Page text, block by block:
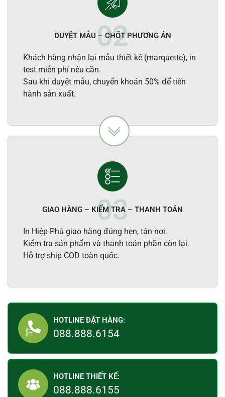
DUYỆT MẪU – CHỐT PHƯƠNG ÁN
Khách hàng nhận lại mẫu thiết kế (marquette), in
test miễn phí nếu cần.
Sau khi duyệt mẫu, chuyển khoản 50% để tiến
hành sản xuất.
GIAO HÀNG – KIỂM TRA – THANH TOÁN
In Hiệp Phú giao hàng đúng hẹn, tận nơi.
Kiểm tra sản phẩm và thanh toán phần còn lại.
Hỗ trợ ship COD toàn quốc.
HOTLINE ĐẶT HÀNG:
088.888.6154
HOTLINE THIẾT KẾ:
088.888.6155